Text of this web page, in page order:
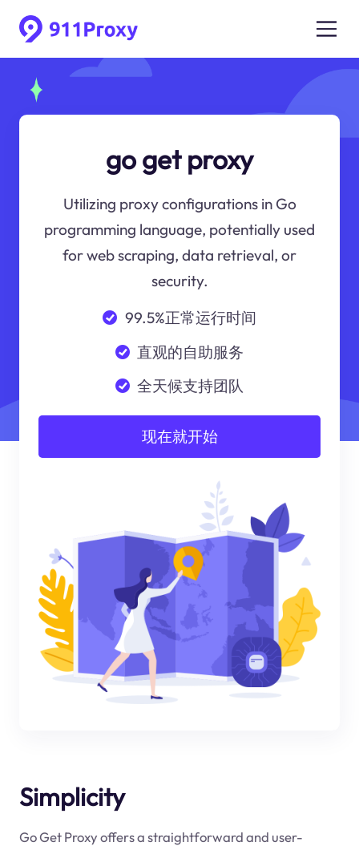
go get proxy
Utilizing proxy configurations in Go
programming language, potentially used
for web scraping, data retrieval, or
security.
99.5%正常运行时间
直观的自助服务
全天候支持团队
现在就开始
Simplicity
Go Get Proxy offers a straightforward and user-